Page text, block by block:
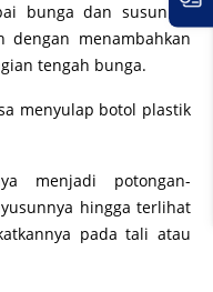
bunga dan susunlah
dengan menambahkan
tengah bunga.
menyulap botol plastik
menjadi potongan-
hingga terlihat
pada tali atau